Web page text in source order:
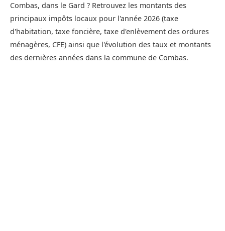
Combas, dans le Gard ? Retrouvez les montants des
principaux impôts locaux pour l'année 2026 (taxe
d'habitation, taxe foncière, taxe d'enlèvement des ordures
ménagères, CFE) ainsi que l'évolution des taux et montants
des dernières années dans la commune de Combas.